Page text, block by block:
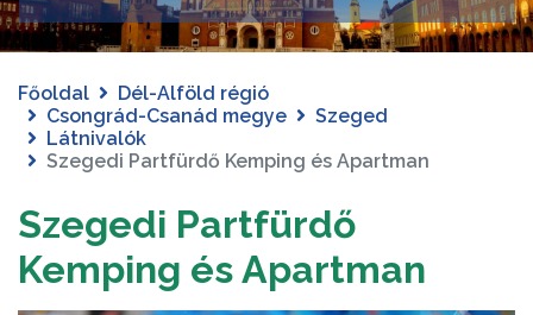
Főoldal
Dél-Alföld régió
Csongrád-Csanád megye
Szeged
Látnivalók
Szegedi Partfürdő Kemping és Apartman
Szegedi Partfürdő
Kemping és Apartman